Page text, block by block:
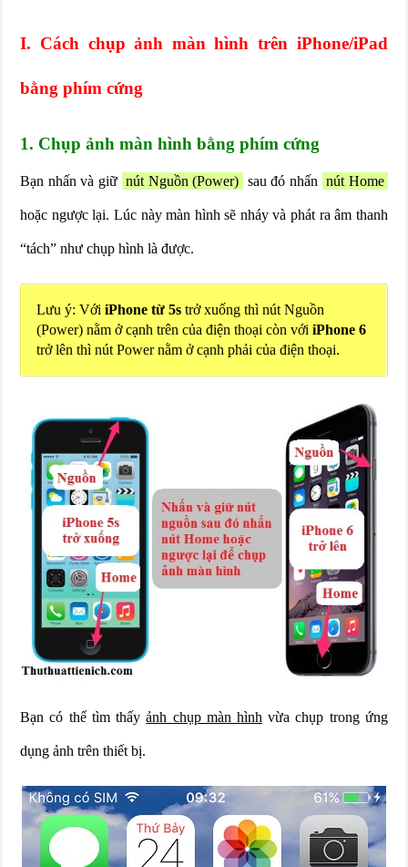
I. Cách chụp ảnh màn hình trên iPhone/iPad
bằng phím cứng
1. Chụp ảnh màn hình bằng phím cứng
Bạn nhấn và giữ nút Nguồn (Power) sau đó nhấn nút Home
hoặc ngược lại. Lúc này màn hình sẽ nháy và phát ra âm thanh
“tách” như chụp hình là được.
Lưu ý: VớiiPhone từ 5s trở xuống thì nút Nguồn
(Power) nằm ở cạnh trên của điện thoại còn vớiiPhone 6
trở lên thì nút Power nằm ở cạnh phải của điện thoại.
Bạn có thể tìm thấyảnh chụp màn hình vừa chụp trong ứng
dụng ảnh trên thiết bị.